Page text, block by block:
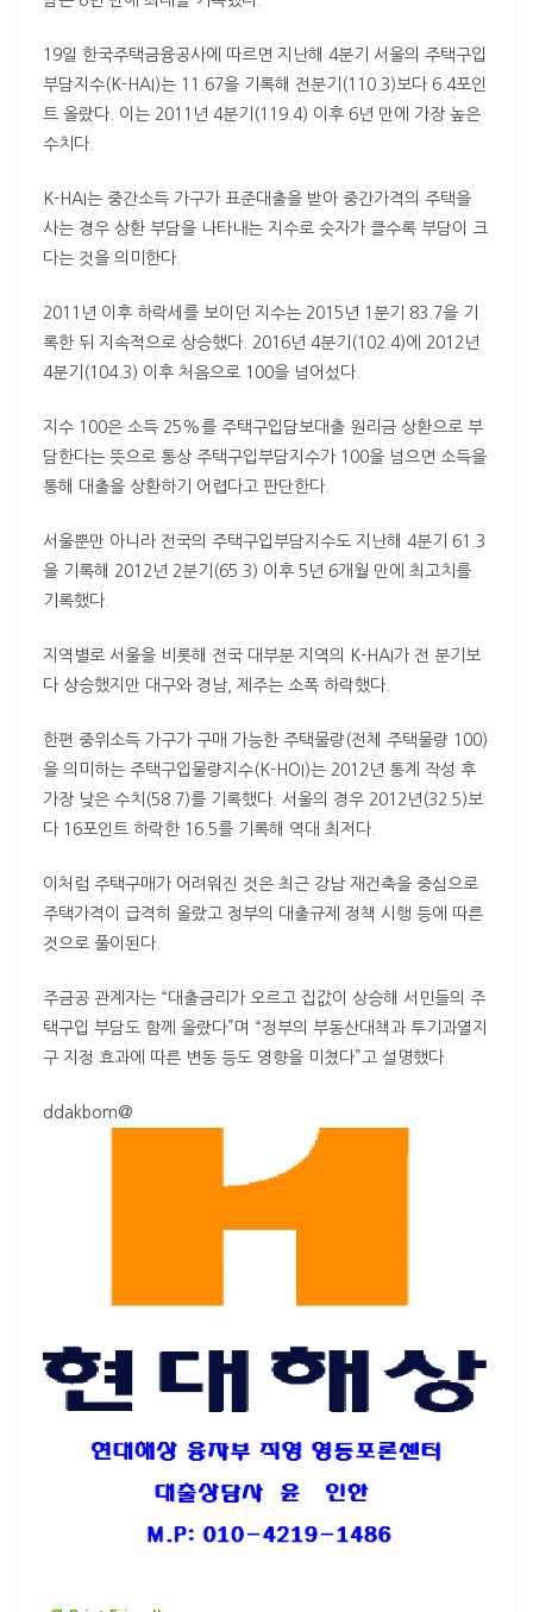
19일 한국주택금융공사에 따르면 지난해 4분기 서울의 주택구입
부담지수(K-HAI)는 11.67을 기록해 전분기(110.3)보다 6.4포인
트 올랐다. 이는 2011년 4분기(119.4) 이후 6년 만에 가장 높은
수치다.
K-HAI는 중간소득 가구가 표준대출을 받아 중간가격의 주택을
사는 경우 상환 부담을 나타내는 지수로 숫자가 클수록 부담이 크
다는 것을 의미한다.
2011년 이후 하락세를 보이던 지수는 2015년 1분기 83.7을 기
록한 뒤 지속적으로 상승했다. 2016년 4분기(102.4)에 2012년
4분기(104.3) 이후 처음으로 100을 넘어섰다.
지수 100은 소득 25%를 주택구입담보대출 원리금 상환으로 부
담한다는 뜻으로 통상 주택구입부담지수가 100을 넘으면 소득을
통해 대출을 상환하기 어렵다고 판단한다.
서울뿐만 아니라 전국의 주택구입부담지수도 지난해 4분기 61.3
을 기록해 2012년 2분기(65.3) 이후 5년 6개월 만에 최고치를
기록했다.
지역별로 서울을 비롯해 전국 대부분 지역의 K-HAI가 전 분기보
다 상승했지만 대구와 경남, 제주는 소폭 하락했다.
한편 중위소득 가구가 구매 가능한 주택물량(전체 주택물량 100)
을 의미하는 주택구입물량지수(K-HOI)는 2012년 통계 작성 후
가장 낮은 수치(58.7)를 기록했다. 서울의 경우 2012년(32.5)보
다 16포인트 하락한 16.5를 기록해 역대 최저다.
이처럼 주택구매가 어려워진 것은 최근 강남 재건축을 중심으로
주택가격이 급격히 올랐고 정부의 대출규제 정책 시행 등에 따른
것으로 풀이된다.
주금공 관계자는 “대출금리가 오르고 집값이 상승해 서민들의 주
택구입 부담도 함께 올랐다”며 “정부의 부동산대책과 투기과열지
구 지정 효과에 따른 변동 등도 영향을 미쳤다”고 설명했다.
ddakbom@